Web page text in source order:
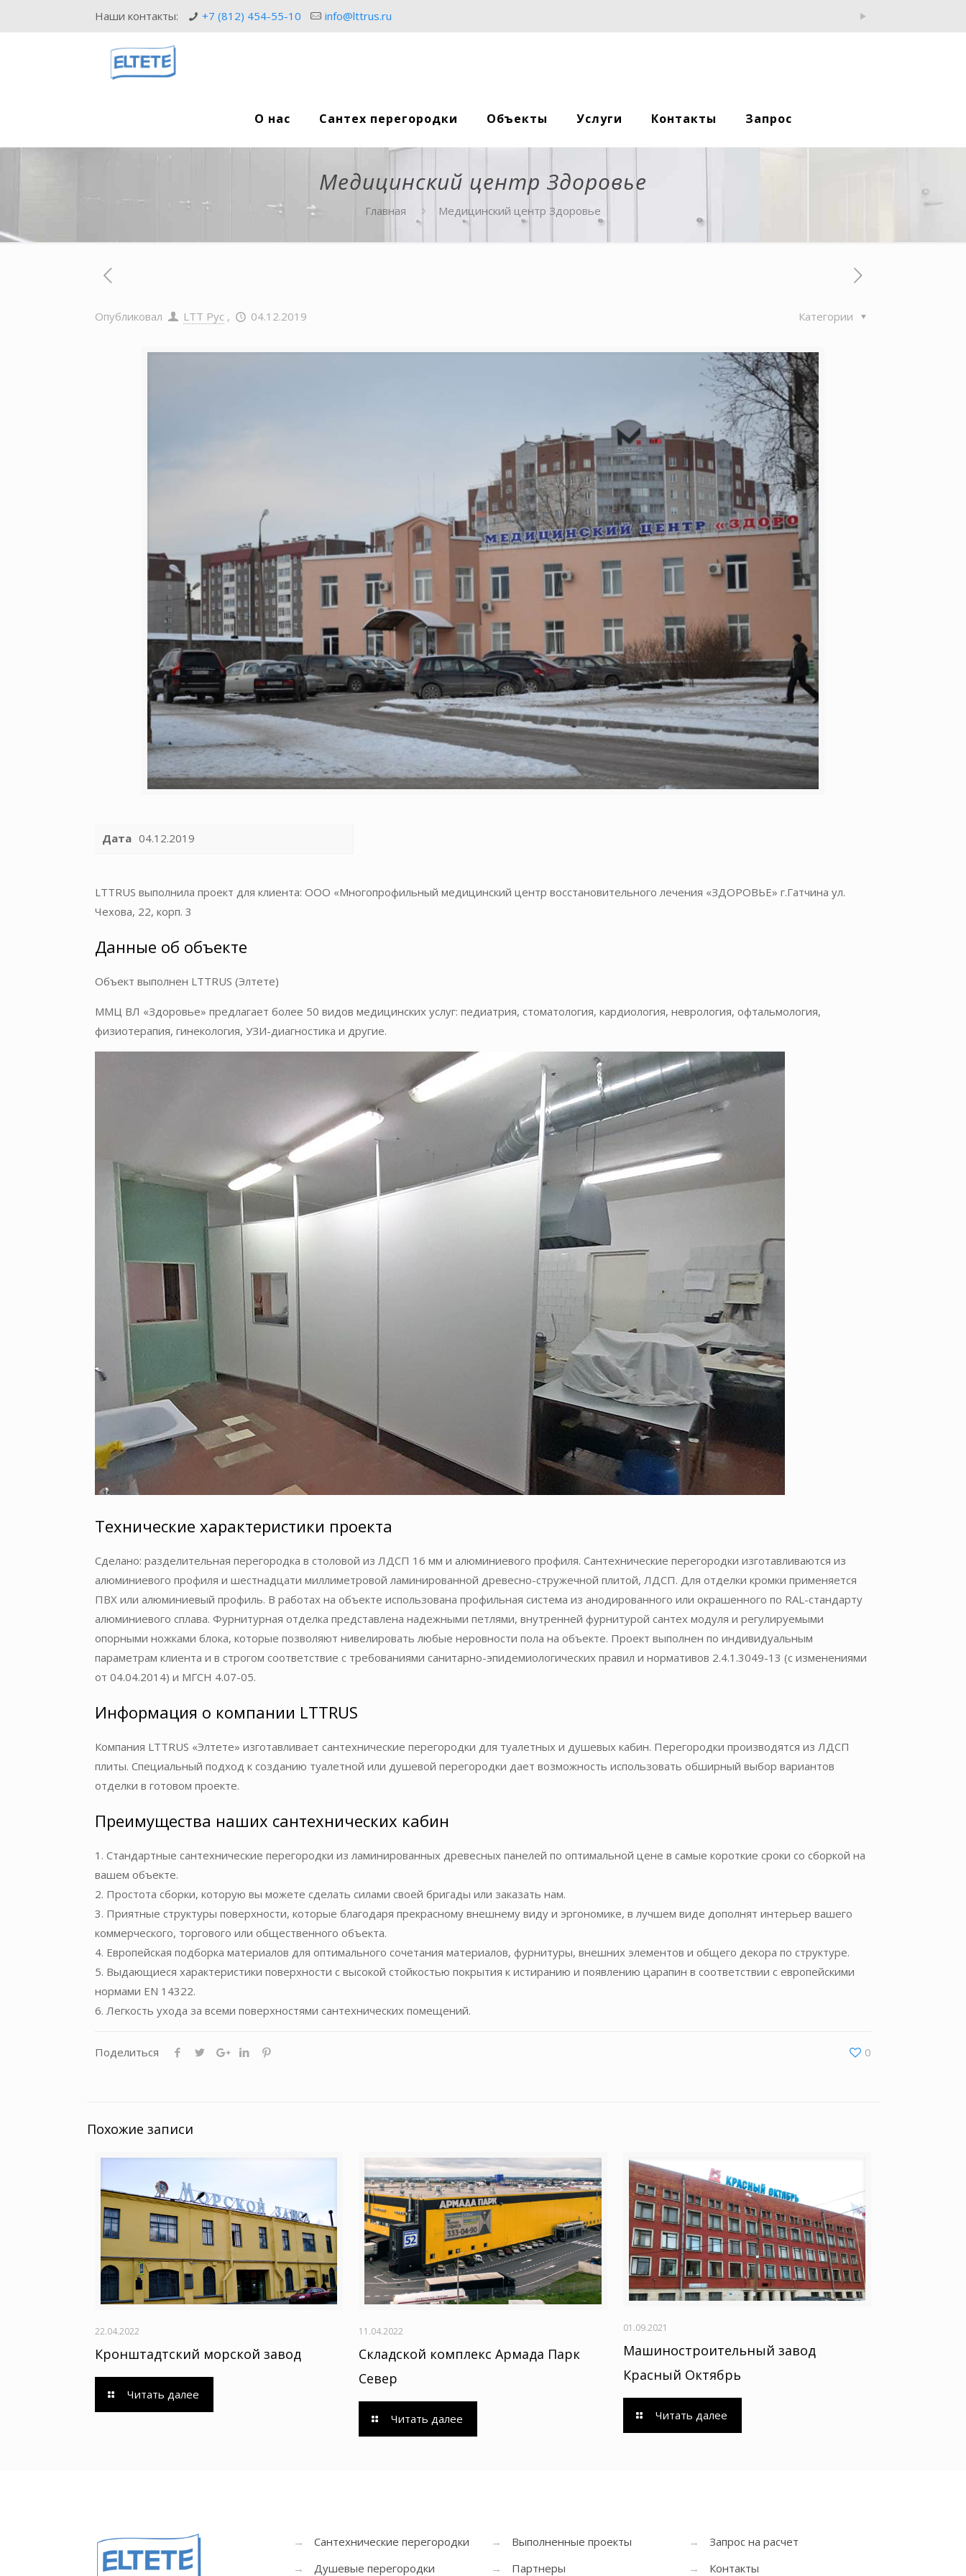
Наши контакты: +7 (812) 454-55-10 info@lttrus.ru
О нас Сантех перегородки Объекты Услуги Контакты Запрос
Медицинский центр Здоровье
Главная Медицинский центр Здоровье
Опубликовал LTT Рус , 04.12.2019 Категории
Дата 04.12.2019
LTTRUS выполнила проект для клиента: ООО «Многопрофильный медицинский центр восстановительного лечения «ЗДОРОВЬЕ» г.Гатчина ул.
Чехова, 22, корп. 3
Данные об объекте
Объект выполнен LTTRUS (Элтете)
ММЦ ВЛ «Здоровье» предлагает более 50 видов медицинских услуг: педиатрия, стоматология, кардиология, неврология, офтальмология,
физиотерапия, гинекология, УЗИ-диагностика и другие.
Технические характеристики проекта
Сделано: разделительная перегородка в столовой из ЛДСП 16 мм и алюминиевого профиля. Сантехнические перегородки изготавливаются из
алюминиевого профиля и шестнадцати миллиметровой ламинированной древесно-стружечной плитой, ЛДСП. Для отделки кромки применяется
ПВХ или алюминиевый профиль. В работах на объекте использована профильная система из анодированного или окрашенного по RAL-стандарту
алюминиевого сплава. Фурнитурная отделка представлена надежными петлями, внутренней фурнитурой сантех модуля и регулируемыми
опорными ножками блока, которые позволяют нивелировать любые неровности пола на объекте. Проект выполнен по индивидуальным
параметрам клиента и в строгом соответствие с требованиями санитарно-эпидемиологических правил и нормативов 2.4.1.3049-13 (с изменениями
от 04.04.2014) и МГСН 4.07-05.
Информация о компании LTTRUS
Компания LTTRUS «Элтете» изготавливает сантехнические перегородки для туалетных и душевых кабин. Перегородки производятся из ЛДСП
плиты. Специальный подход к созданию туалетной или душевой перегородки дает возможность использовать обширный выбор вариантов
отделки в готовом проекте.
Преимущества наших сантехнических кабин
1. Стандартные сантехнические перегородки из ламинированных древесных панелей по оптимальной цене в самые короткие сроки со сборкой на
вашем объекте.
2. Простота сборки, которую вы можете сделать силами своей бригады или заказать нам.
3. Приятные структуры поверхности, которые благодаря прекрасному внешнему виду и эргономике, в лучшем виде дополнят интерьер вашего
коммерческого, торгового или общественного объекта.
4. Европейская подборка материалов для оптимального сочетания материалов, фурнитуры, внешних элементов и общего декора по структуре.
5. Выдающиеся характеристики поверхности с высокой стойкостью покрытия к истиранию и появлению царапин в соответствии с европейскими
нормами EN 14322.
6. Легкость ухода за всеми поверхностями сантехнических помещений.
Поделиться 0
Похожие записи
22.04.2022
Кронштадтский морской завод
Читать далее
11.04.2022
Складской комплекс Армада Парк
Север
Читать далее
01.09.2021
Машиностроительный завод
Красный Октябрь
Читать далее
→
Сантехнические перегородки
→
Душевые перегородки
→
Выполненные проекты
→
Партнеры
→
Запрос на расчет
→
Контакты